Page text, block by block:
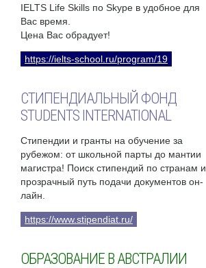
IELTS Life Skills по Skype в удобное для
Вас время.
Цена Вас обрадует!
https://ielts-school.ru/program/19
СТИПЕНДИАЛЬНЫЙ ФОНД
STUDENTS INTERNATIONAL
Стипендии и гранты на обучение за
рубежом: от школьной парты до мантии
магистра! Поиск стипендий по странам и
прозрачный путь подачи документов он-
лайн.
https://www.stipendiat.ru/
ОБРАЗОВАНИЕ В АВСТРАЛИИ